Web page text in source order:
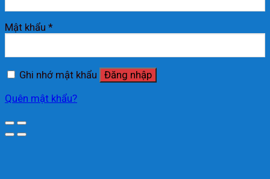
Mật khẩu *
Ghi nhớ mật khẩu Đăng nhập
Quên mật khẩu?